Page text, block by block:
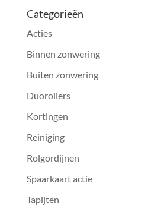
Categorieën
Acties
Binnen zonwering
Buiten zonwering
Duorollers
Kortingen
Reiniging
Rolgordijnen
Spaarkaart actie
Tapijten